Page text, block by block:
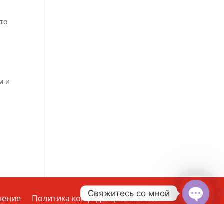
и
Политика конфиденциальности
Свяжитесь со мной